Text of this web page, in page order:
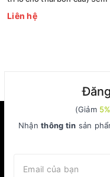
Liên hệ
(Giảm 5%
Nhậnthông tin sản